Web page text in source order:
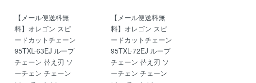
【メール便送料無
料】オレゴン スピ
ードカットチェーン
95TXL-63EJ ループ
チェーン 替え刃 ソ
ーチェン チェーン
【メール便送料無
料】オレゴン スピ
ードカットチェーン
95TXL-72EJ ループ
チェーン 替え刃 ソ
ーチェン チェーン